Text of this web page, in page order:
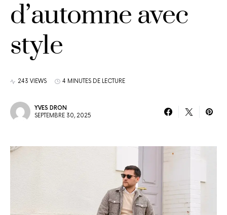
d’automne avec
style
243 VIEWS 4 MINUTES DE LECTURE
YVES DRON
SEPTEMBRE 30, 2025